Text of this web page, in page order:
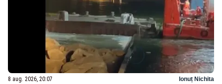
8 aug. 2026, 20:07 Ionuț Nichita